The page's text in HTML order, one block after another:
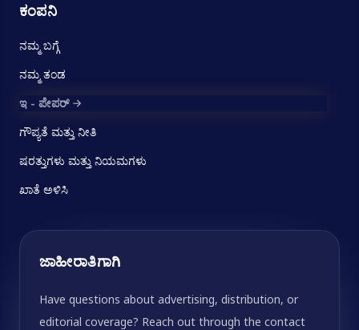
ಕಂಪನಿ
ನಮ್ಮ ಬಗ್ಗೆ
ನಮ್ಮ ತಂಡ
ಇ - ಪೇಪರ್
ಗೌಪ್ಯತೆ ಮತ್ತು ನೀತಿ
ಷರತ್ತುಗಳು ಮತ್ತು ನಿಯಮಗಳು
ಖಾತೆ ಅಳಿಸಿ
ಜಾಹೀರಾತಿಗಾಗಿ
Have questions about advertising, distribution, or
editorial coverage? Reach out through the contact